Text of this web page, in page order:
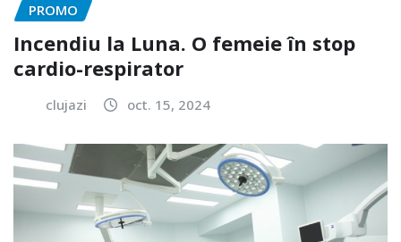
PROMO
Incendiu la Luna. O femeie în stop
cardio-respirator
clujazi oct. 15, 2024